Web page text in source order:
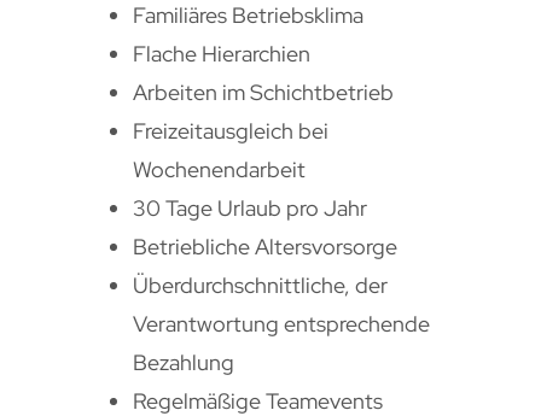
Familiäres Betriebsklima
Flache Hierarchien
Arbeiten im Schichtbetrieb
Freizeitausgleich bei
Wochenendarbeit
30 Tage Urlaub pro Jahr
Betriebliche Altersvorsorge
Überdurchschnittliche, der
Verantwortung entsprechende
Bezahlung
Regelmäßige Teamevents